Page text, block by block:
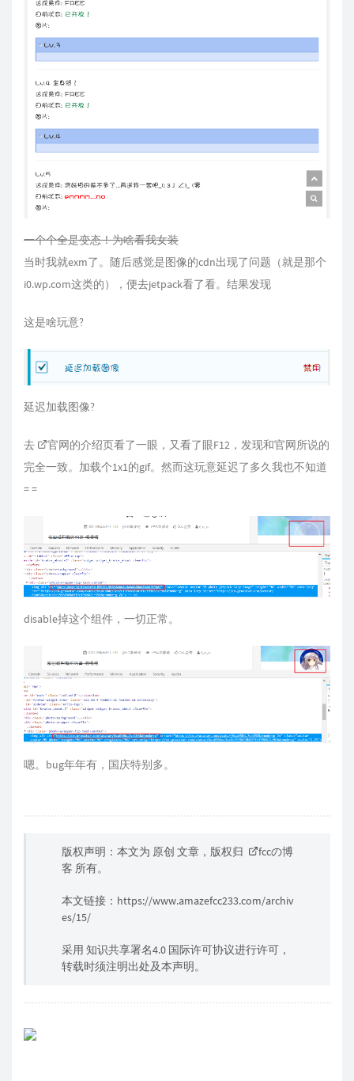
一个个全是变态！为啥看我女装
当时我就exm了。随后感觉是图像的cdn出现了问题（就是那个
i0.wp.com这类的），便去jetpack看了看。结果发现
这是啥玩意?
延迟加载图像?
去 官网的介绍页看了一眼，又看了眼F12，发现和官网所说的
完全一致。加载个1x1的gif。然而这玩意延迟了多久我也不知道
= =
disable掉这个组件，一切正常。
嗯。bug年年有，国庆特别多。
版权声明：本文为 原创 文章，版权归
fccの博
客 所有。
本文链接： https://www.amazefcc233.com/archiv
es/15/
采用 知识共享署名4.0 国际许可协议进行许可，
转载时须注明出处及本声明。